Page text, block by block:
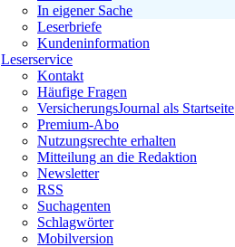
In eigener Sache
Leserbriefe
Kundeninformation
Leserservice
Kontakt
Häufige Fragen
VersicherungsJournal als Startseite
Premium-Abo
Nutzungsrechte erhalten
Mitteilung an die Redaktion
Newsletter
RSS
Suchagenten
Schlagwörter
Mobilversion